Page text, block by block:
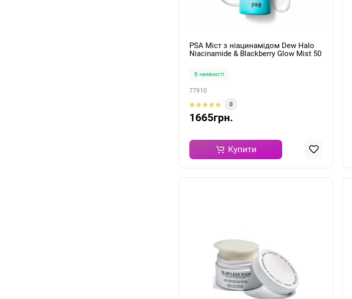
PSA Міст з ніацинамідом Dew Halo
Niacinamide & Blackberry Glow Mist 50
В наявності
77910
0
1665грн.
Купити